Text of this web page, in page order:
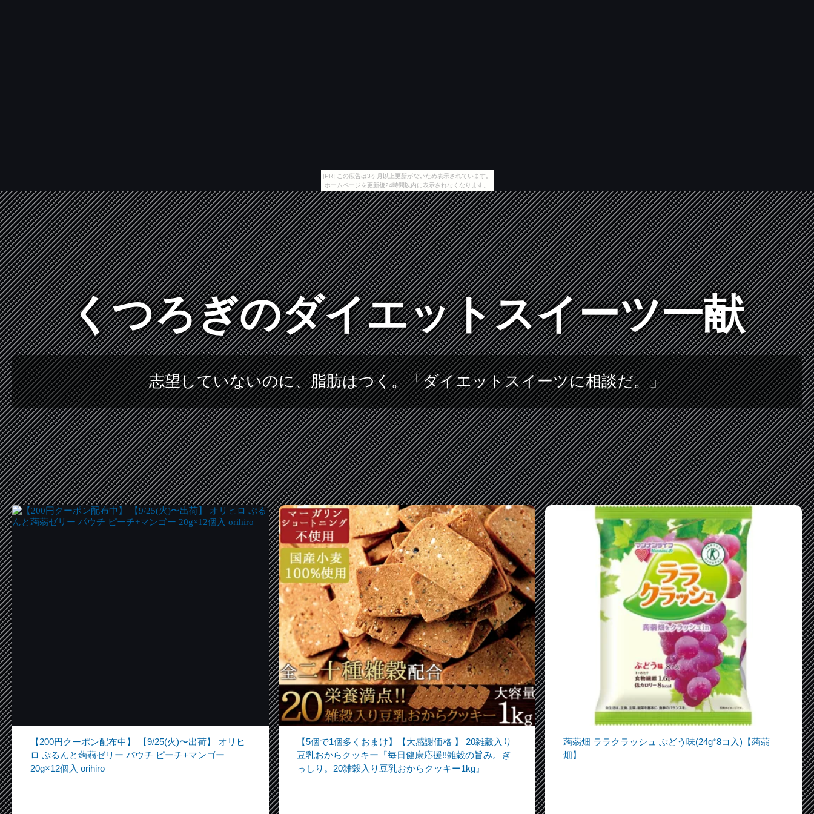
[PR] この広告は3ヶ月以上更新がないため表示されています。
ホームページを更新後24時間以内に表示されなくなります。
くつろぎのダイエットスイーツ一献
志望していないのに、脂肪はつく。「ダイエットスイーツに相談だ。」
【200円クーポン配布中】 【9/25(火)〜出荷】 オリヒ
ロ ぷるんと蒟蒻ゼリー パウチ ピーチ+マンゴー
20g×12個入 orihiro
【5個で1個多くおまけ】【大感謝価格 】 20雑穀入り
豆乳おからクッキー『毎日健康応援!!雑穀の旨み。ぎ
っしり。20雑穀入り豆乳おからクッキー1kg』
蒟蒻畑 ララクラッシュ ぶどう味(24g*8コ入)【蒟蒻
畑】